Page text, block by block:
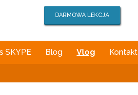
DARMOWA LEKCJA
SKYPE Blog Vlog Kontakt